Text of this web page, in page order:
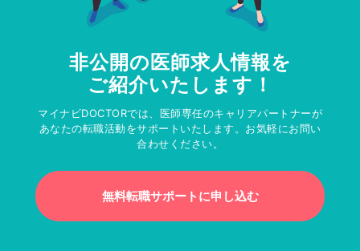
非公開の医師求人情報を
ご紹介いたします！
マイナビDOCTORでは、医師専任のキャリアパートナーが
あなたの転職活動をサポートいたします。お気軽にお問い
合わせください。
無料転職サポートに申し込む